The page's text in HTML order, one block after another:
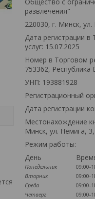
развлечения"
220030, г. Минск,
Дата регистрации
услуг: 15.07.2025
Номер в Торговом
753362, Республика
УНП: 193881928
Регистрационный
Дата регистрации
Местонахождение
Минск, ул. Немига,
Режим работы:
День
Понедельник
09:00-
Вторник
09:00-
Среда
09:00-
Четверг
09:00-